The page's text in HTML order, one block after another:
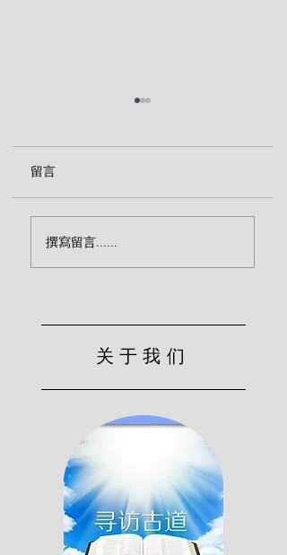
（大卫·韦克森）
留言
撰寫留言......
关于我们